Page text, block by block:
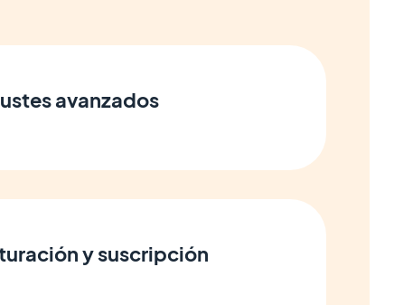
avanzados
y suscripción